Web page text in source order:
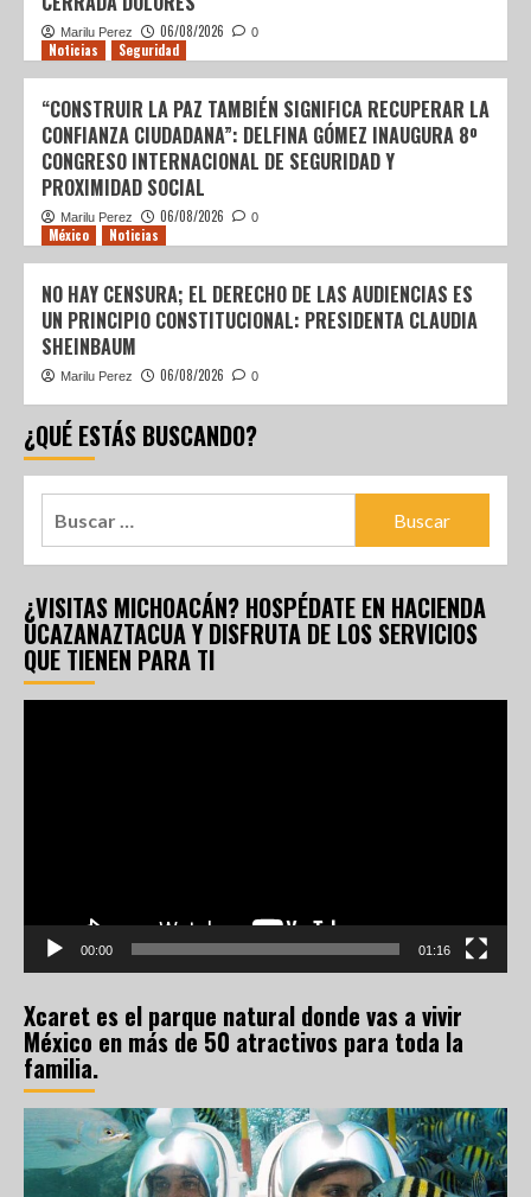
Marilu Perez 06/08/2026 0
Noticias Seguridad
“CONSTRUIR LA PAZ TAMBIÉN SIGNIFICA RECUPERAR LA
CONFIANZA CIUDADANA”: DELFINA GÓMEZ INAUGURA 8º
CONGRESO INTERNACIONAL DE SEGURIDAD Y
PROXIMIDAD SOCIAL
Marilu Perez 06/08/2026 0
México Noticias
NO HAY CENSURA; EL DERECHO DE LAS AUDIENCIAS ES
UN PRINCIPIO CONSTITUCIONAL: PRESIDENTA CLAUDIA
SHEINBAUM
Marilu Perez 06/08/2026 0
¿QUÉ ESTÁS BUSCANDO?
¿VISITAS MICHOACÁN? HOSPÉDATE EN HACIENDA
UCAZANAZTACUA Y DISFRUTA DE LOS SERVICIOS
QUE TIENEN PARA TI
00:00 01:16
Xcaret es el parque natural donde vas a vivir
México en más de 50 atractivos para toda la
familia.